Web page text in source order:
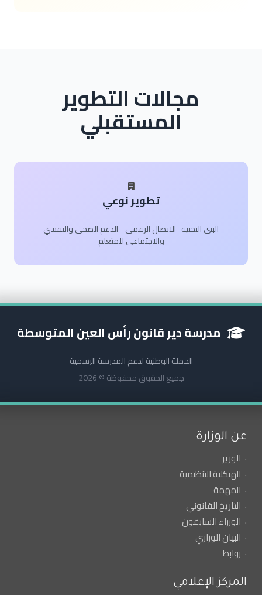
مجالات التطوير
المستقبلي
تطوير نوعي
البنى التحتية- الاتصال الرقمي - الدعم الصحي والنفسي
والاجتماعي للمتعلم
مدرسة دير قانون رأس العين المتوسطة
الحملة الوطنية لدعم المدرسة الرسمية
جميع الحقوق محفوظة © 2026
عن الوزارة
الوزير
الهيكلية التنظيمية
المهمة
التاريخ القانوني
الوزراء السابقون
البيان الوزاري
روابط
المركز الإعلامي